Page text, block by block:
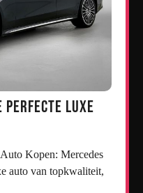
Perfecte Luxe
auto van topkwaliteit,